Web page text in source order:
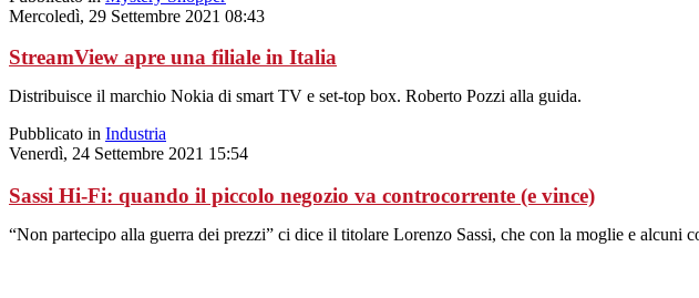
Mercoledì, 29 Settembre 2021 08:43
StreamView apre una filiale in Italia
Distribuisce il marchio Nokia di smart TV e set-top box. Roberto Pozzi alla guida.
Pubblicato in Industria
Venerdì, 24 Settembre 2021 15:54
Sassi Hi-Fi: quando il piccolo negozio va controcorrente (e vince)
“Non partecipo alla guerra dei prezzi” ci dice il titolare Lorenzo Sassi, che con la moglie e alcuni